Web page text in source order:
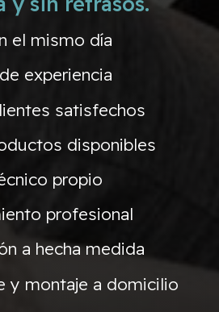
el mismo día
experiencia
satisfechos
disponibles
propio
profesional
a hecha medida
y montaje a domicilio